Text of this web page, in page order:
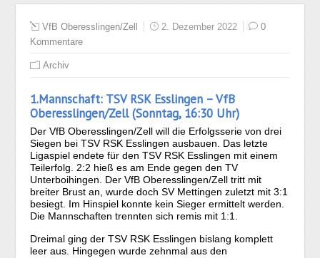
VfB Oberesslingen/Zell 2. Dezember 2022
0
Kommentare
Archiv
1.Mannschaft: TSV RSK Esslingen – VfB
Oberesslingen/Zell (Sonntag, 16:30 Uhr)
Der VfB Oberesslingen/Zell will die Erfolgsserie von drei
Siegen bei TSV RSK Esslingen ausbauen. Das letzte
Ligaspiel endete für den TSV RSK Esslingen mit einem
Teilerfolg. 2:2 hieß es am Ende gegen den TV
Unterboihingen. Der VfB Oberesslingen/Zell tritt mit
breiter Brust an, wurde doch SV Mettingen zuletzt mit 3:1
besiegt. Im Hinspiel konnte kein Sieger ermittelt werden.
Die Mannschaften trennten sich remis mit 1:1.
Dreimal ging der TSV RSK Esslingen bislang komplett
leer aus. Hingegen wurde zehnmal aus den